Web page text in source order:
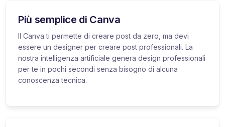
Più semplice di Canva
Il Canva ti permette di creare post da zero, ma devi
essere un designer per creare post professionali. La
nostra intelligenza artificiale genera design professionali
per te in pochi secondi senza bisogno di alcuna
conoscenza tecnica.